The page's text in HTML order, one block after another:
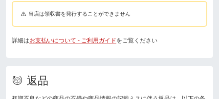
当店は領収書を発行することができません
詳細はお支払いについて - ご利用ガイドをご覧ください
返品